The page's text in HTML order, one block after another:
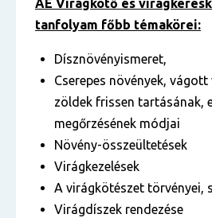
ÁE Virágkötő és
tanfolyam főbb témakörei:
Dísznövényismeret,
Cserepes növények, vágott
zöldek frissen tartásának,
megőrzésének módjai
Növény-összeültetések
Virágkezelések
A virágkötészet törvényei,
Virágdíszek rendezése